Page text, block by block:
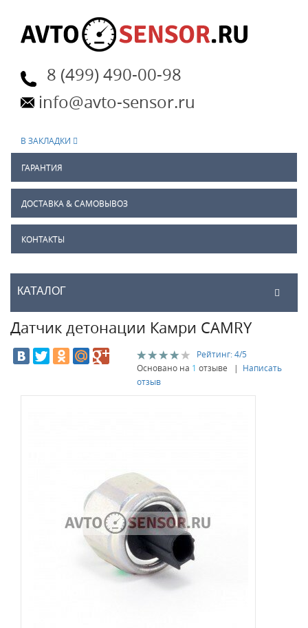
8 (499) 490-00-98
info@avto-sensor.ru
В ЗАКЛАДКИ
ГАРАНТИЯ
ДОСТАВКА & САМОВЫВОЗ
КОНТАКТЫ
КАТАЛОГ
Датчик детонации Камри CAMRY
Рейтинг:4/5
Основано на 1 отзыве | Написать
отзыв